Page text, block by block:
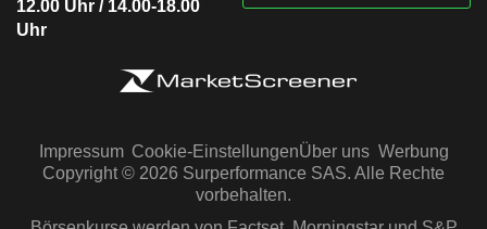
12.00 Uhr / 14.00-18.00
Uhr
Impressum Cookie-EinstellungenÜber uns Werbung
Copyright © 2026 Surperformance SAS. Alle Rechte
vorbehalten.